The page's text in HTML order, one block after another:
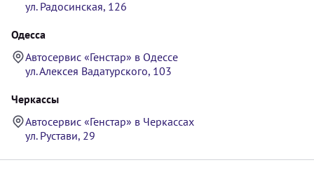
ул. Радосинская, 126
Одесса
Автосервис «Генстар» в Одессе
ул. Алексея Вадатурского, 103
Черкассы
Автосервис «Генстар» в Черкассах
ул. Рустави, 29